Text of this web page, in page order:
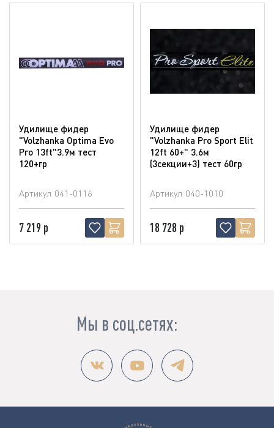
Удилище фидер
"Volzhanka Optima Evo
Pro 13ft"3.9м тест
120+гр
Артикул 041-0116
7 219 р
Удилище фидер
"Volzhanka Pro Sport Elit
12ft 60+" 3.6м
(3секции+3) тест 60гр
Артикул 040-1010
18 728 р
Мы в соц.сетях: